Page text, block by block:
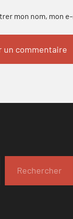
mon nom, mon
Rechercher